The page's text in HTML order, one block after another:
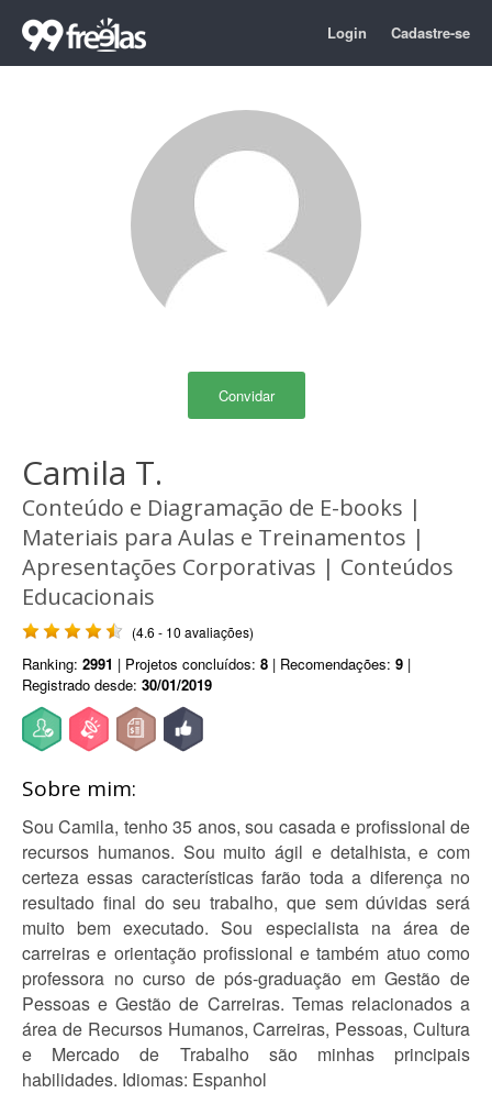
Login Cadastre-se
Convidar
Camila T.
Conteúdo e Diagramação de E-books |
Materiais para Aulas e Treinamentos |
Apresentações Corporativas | Conteúdos
Educacionais
(4.6 - 10 avaliações)
Ranking: 2991 | Projetos concluídos: 8 | Recomendações: 9 |
Registrado desde: 30/01/2019
Sobre mim:
Sou Camila, tenho 35 anos, sou casada e profissional de
recursos humanos. Sou muito ágil e detalhista, e com
certeza essas características farão toda a diferença no
resultado final do seu trabalho, que sem dúvidas será
muito bem executado. Sou especialista na área de
carreiras e orientação profissional e também atuo como
professora no curso de pós-graduação em Gestão de
Pessoas e Gestão de Carreiras. Temas relacionados a
área de Recursos Humanos, Carreiras, Pessoas, Cultura
e Mercado de Trabalho são minhas principais
habilidades. Idiomas: Espanhol